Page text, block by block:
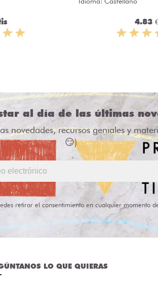
4.83
al día de las últimas
novedades, recursos geniales y
😏)
retirar el consentimiento en cualquier momento
LO QUE QUIERAS